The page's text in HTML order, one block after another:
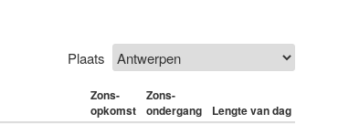
Plaats
Zons-
opkomst
Zons-
ondergang
Lengte van dag